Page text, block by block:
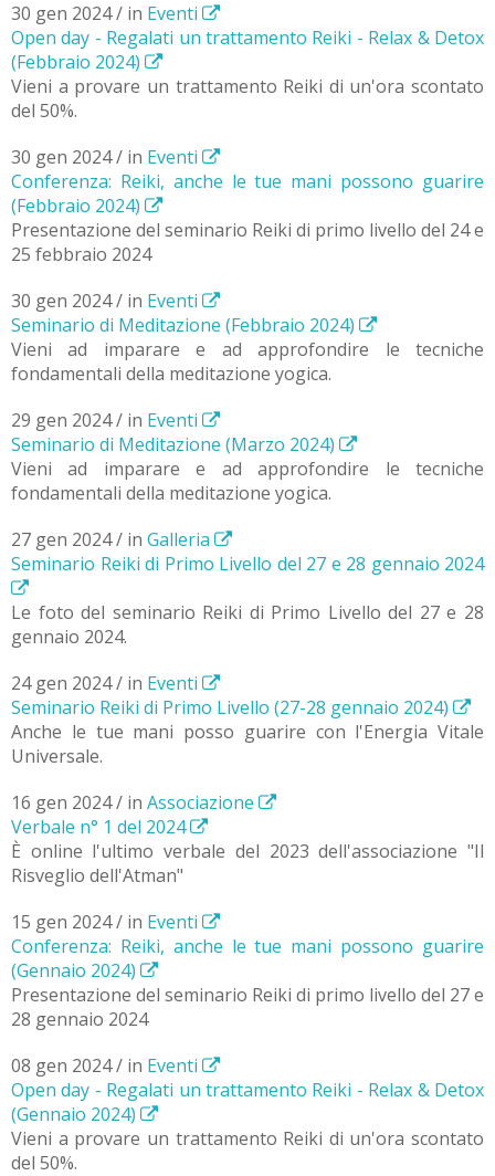
30 gen 2024 / in Eventi
Open day - Regalati un trattamento Reiki - Relax & Detox
(Febbraio 2024)
Vieni a provare un trattamento Reiki di un'ora scontato
del 50%.
30 gen 2024 / in Eventi
Conferenza: Reiki, anche le tue mani possono guarire
(Febbraio 2024)
Presentazione del seminario Reiki di primo livello del 24 e
25 febbraio 2024
30 gen 2024 / in Eventi
Seminario di Meditazione (Febbraio 2024)
Vieni ad imparare e ad approfondire le tecniche
fondamentali della meditazione yogica.
29 gen 2024 / in Eventi
Seminario di Meditazione (Marzo 2024)
Vieni ad imparare e ad approfondire le tecniche
fondamentali della meditazione yogica.
27 gen 2024 / in Galleria
Seminario Reiki di Primo Livello del 27 e 28 gennaio 2024
Le foto del seminario Reiki di Primo Livello del 27 e 28
gennaio 2024.
24 gen 2024 / in Eventi
Seminario Reiki di Primo Livello (27-28 gennaio 2024)
Anche le tue mani posso guarire con l'Energia Vitale
Universale.
16 gen 2024 / in Associazione
Verbale n° 1 del 2024
È online l'ultimo verbale del 2023 dell'associazione "Il
Risveglio dell'Atman"
15 gen 2024 / in Eventi
Conferenza: Reiki, anche le tue mani possono guarire
(Gennaio 2024)
Presentazione del seminario Reiki di primo livello del 27 e
28 gennaio 2024
08 gen 2024 / in Eventi
Open day - Regalati un trattamento Reiki - Relax & Detox
(Gennaio 2024)
Vieni a provare un trattamento Reiki di un'ora scontato
del 50%.